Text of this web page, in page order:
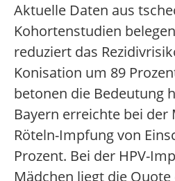
Aktuelle Daten aus
Kohortenstudien
reduziert das
Konisation um 89
betonen die Bedeutung
Bayern erreichte bei der
Röteln-Impfung von
Prozent. Bei der HPV-
Mädchen liegt die